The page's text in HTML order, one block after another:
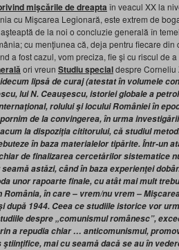
mişcările de dreapta în veacul XX la
cu Mişcarea Legionară, este extrem de
de la noi o concluzie generală în
cu menţiunea că, deja pentru fiecare
a fost cazul, vom preciza, fie şi cu riscul de a
ori vreun Studiu specialdespre Corneliu
lipsă de curaj (atestat în volumele
lui N. Ceauşescu, istoriei globale a
rolului şi locului României în
de la convingerea, în urma
la dispoziţia cititorului, că studiul
în baza materialelor tipărite. Într-un
de finalizarea cercetărilor sistematice
astăzi, când în baza experienţei
unor rapoarte finale, cu atât mai mult
în care – vrem/nu vrem –
după 1944. Ceea ce studiile istorice vor
despre „comunismul românesc”,
a repudia chiar … anticomunismul,
mai cu seamă dacă se au în